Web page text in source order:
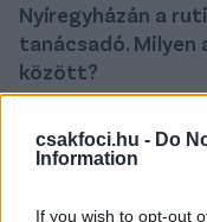
csakfoci.hu - Do
Information
If you wish to opt-out
Nyíregyházán a
tanácsadó. Milyen
között?
öröm, olyan,
rengeteget lehet